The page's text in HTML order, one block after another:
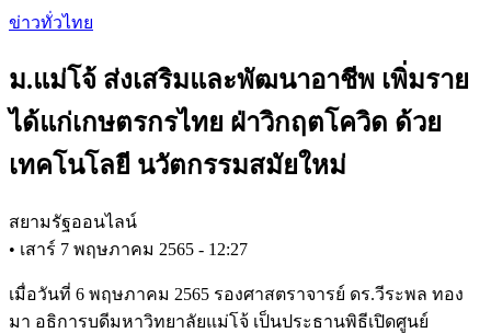
Skip
content
ข่าวทั่วไทย
ม.แม่โจ้ ส่งเสริมและพัฒนาอาชีพ เพิ่มราย
ได้แก่เกษตรกรไทย ฝ่าวิกฤตโควิด ด้วย
เทคโนโลยี นวัตกรรมสมัยใหม่
สยามรัฐออนไลน์
• เสาร์ 7 พฤษภาคม 2565 - 12:27
เมื่อวันที่ 6 พฤษภาคม 2565 รองศาสตราจารย์ ดร.วีระพล ทอง
มา อธิการบดีมหาวิทยาลัยแม่โจ้ เป็นประธานพิธีเปิดศูนย์